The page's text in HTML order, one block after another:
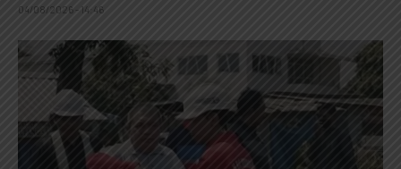
04/08/2026 - 14:46